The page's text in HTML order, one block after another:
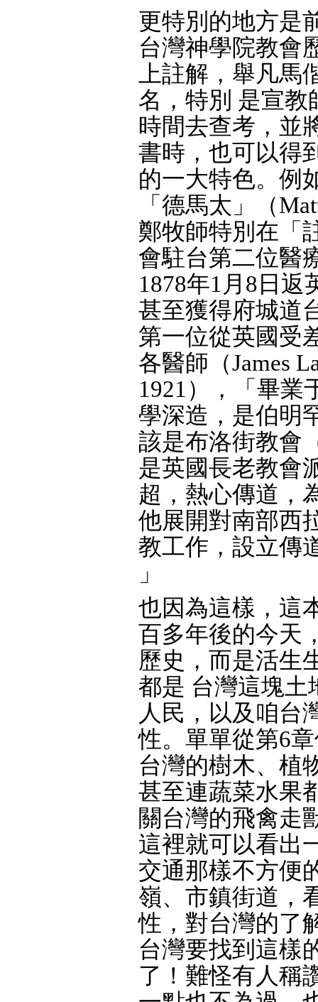
更特別的地方是
台灣神學院教會
上註解，舉凡
名，特別 是宣教
時間去查考，並
書時，也可以得
的一大特色。例
「德馬太」（
鄭牧師特別在「
會駐台第二位醫
1878年1月8日返
甚至獲得府城道
第一位從英國受
各醫師（James
1921），「畢業
學深造，是伯明
該是布洛街教會
是英國長老教會
超，熱心傳道，
他展開對南部西
教工作，設立傳
」
也因為這樣，這
百多年後的今天
歷史，而是活生
都是 台灣這塊土
人民，以及咱台
性。單單從第6
台灣的樹木、植
甚至連蔬菜水果
關台灣的飛禽走
這裡就可以看出
交通那樣不方便
嶺、市鎮街道，
性，對台灣的了
台灣要找到這樣
了！難怪有人稱